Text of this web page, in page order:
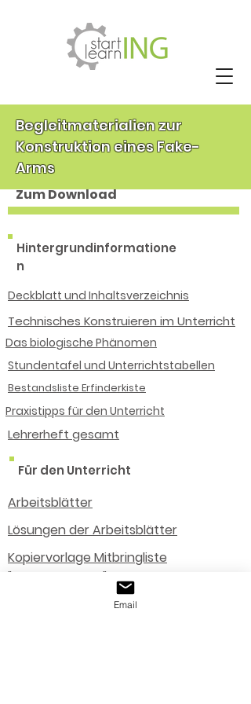
Begleitmaterialien zur
Konstruktion eines Fake-
Arms
Zum Download
Hintergrundinformatione
n
Deckblatt und Inhaltsverzeichnis
Technisches Konstruieren im Unterricht​
Das biologische Phänomen
Stundentafel und Unterrichtstabellen
Bestandsliste Erfinderkiste
Praxistipps für den Unterricht
Lehrerheft gesamt
Für den Unterricht
Arbeitsblätter
Lösungen der Arbeitsblätter
Kopiervorlage Mitbringliste
"Baumaterialien"
Email